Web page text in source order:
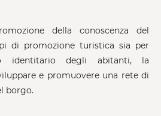
della conoscenza del
di promozione turistica sia per
identitario degli abitanti, la
e promuovere una rete di
borgo.